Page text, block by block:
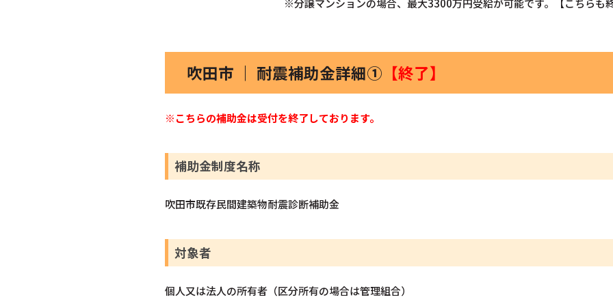
吹田市 ｜ 耐震補助金詳細① 【終了】
※こちらの補助金は受付を終了しております。
補助金制度名称
吹田市既存民間建築物耐震診断補助金
対象者
個人又は法人の所有者（区分所有の場合は管理組合）